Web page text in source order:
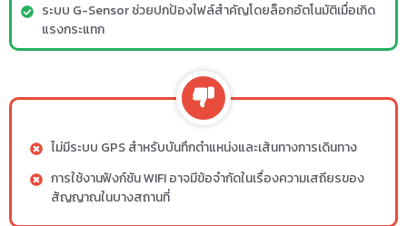
ระบบ G-Sensor ช่วยปกป้องไฟล์สำคัญโดยล็อกอัตโนมัติเมื่อเกิด
แรงกระแทก
ไม่มีระบบ GPS สำหรับบันทึกตำแหน่งและเส้นทางการเดินทาง
การใช้งานฟังก์ชัน WIFI อาจมีข้อจำกัดในเรื่องความเสถียรของ
สัญญาณในบางสถานที่